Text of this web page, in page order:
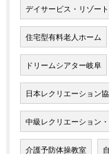
デイサービス・リゾー
住宅型有料老人ホーム
ドリームシアター岐阜
日本レクリエーション
中級レクリエーション
介護予防体操教室